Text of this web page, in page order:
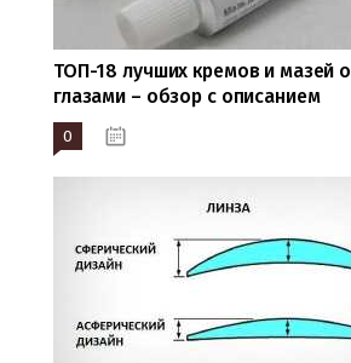
ТОП-18 лучших кремов и мазей
глазами – обзор с описанием
0